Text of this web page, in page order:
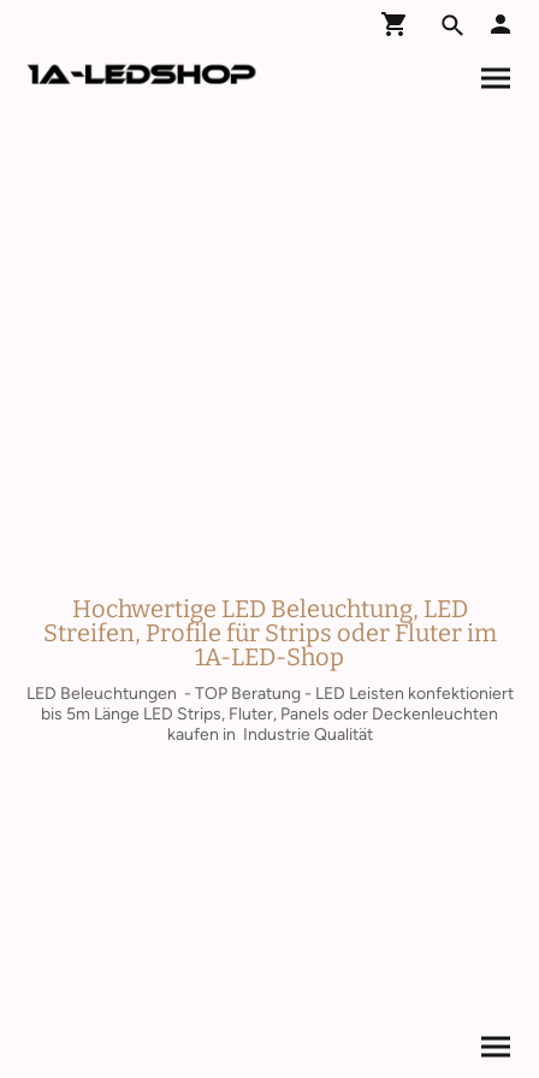
Hochwertige LED Beleuchtung, LED
Streifen, Profile für Strips oder Fluter im
1A-LED-Shop
LED Beleuchtungen - TOP Beratung - LED Leisten konfektioniert
bis 5m Länge LED Strips, Fluter, Panels oder Deckenleuchten
kaufen in Industrie Qualität